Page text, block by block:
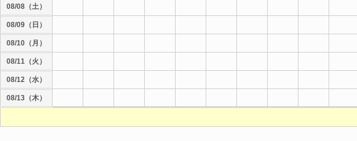
08/08（土）
08/09（日）
08/10（月）
08/11（火）
08/12（水）
08/13（木）